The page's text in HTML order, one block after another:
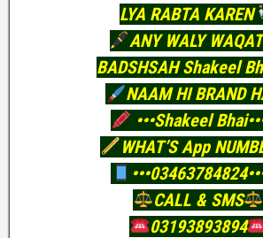
LYA RABTA KAREN
ANY WALY
BADSHSAH Shakeel
NAAM HI BRAND
•••Shakeel
WHAT’S App
CALL & SMS
03193893894